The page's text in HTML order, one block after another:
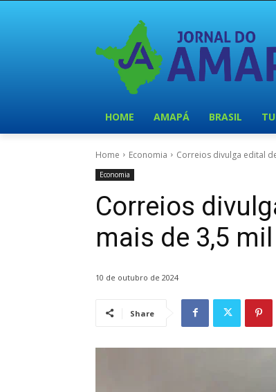
HOME AMAPÁ BRASIL
Home Economia Correios divulga edital
Economia
Correios
mais de 3,5
10 de outubro de 2024
Share